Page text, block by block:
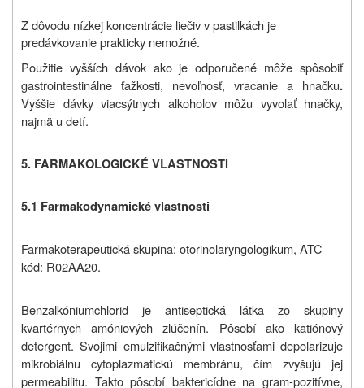
Z dôvodu nízkej koncentrácie liečiv v pastilkách je
predávkovanie prakticky nemožné.
Použitie vyšších dávok ako je odporučené môže spôsobiť
gastrointestinálne ťažkosti, nevoľnosť, vracanie a hnačku.
Vyššie dávky viacsýtnych alkoholov môžu vyvolať hnačky,
najmä u detí.
5. FARMAKOLOGICKÉ VLASTNOSTI
5.1 Farmakodynamické vlastnosti
Farmakoterapeutická skupina: otorinolaryngologikum, ATC
kód: R02AA20.
Benzalkóniumchlorid je antiseptická látka zo skupiny
kvartérnych amóniových zlúčenín. Pôsobí ako katiónový
detergent. Svojimi emulzifikačnými vlastnosťami depolarizuje
mikrobiálnu cytoplazmatickú membránu, čím zvyšujú jej
permeabilitu. Takto pôsobí baktericídne na gram-pozitívne,